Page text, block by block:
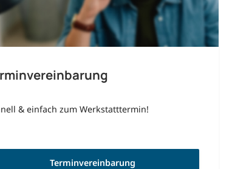
& einfach zum Werkstatttermin!
Terminvereinbarung